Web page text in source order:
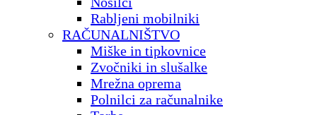
Rabljeni mobilniki
RAČUNALNIŠTVO
Miške in tipkovnice
Zvočniki in slušalke
Mrežna oprema
Polnilci za računalnike